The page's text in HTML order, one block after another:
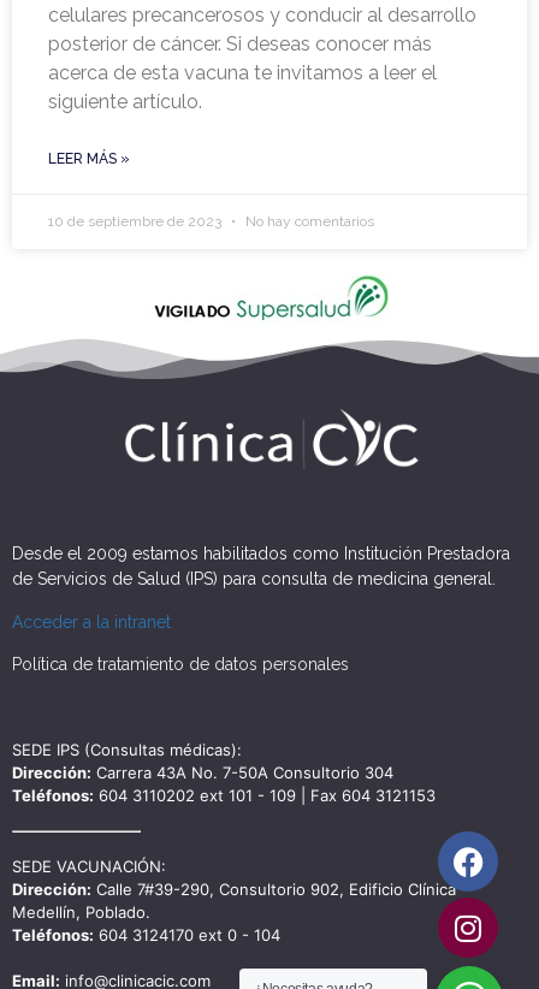
celulares precancerosos y conducir al desarrollo
posterior de cáncer. Si deseas conocer más
acerca de esta vacuna te invitamos a leer el
siguiente artículo.
LEER MÁS »
10 de septiembre de 2023 No hay comentarios
Desde el 2009 estamos habilitados como Institución Prestadora
de Servicios de Salud (IPS) para consulta de medicina general.
Acceder a la intranet
Política de tratamiento de datos personales
SEDE IPS (Consultas médicas):
Dirección: Carrera 43A No. 7-50A Consultorio 304
Teléfonos: 604 3110202 ext 101 - 109 | Fax 604 3121153
SEDE VACUNACIÓN:
Dirección: Calle 7#39-290, Consultorio 902, Edificio Clínica
Medellín, Poblado.
Teléfonos: 604 3124170 ext 0 - 104
Email: info@clinicacic.com